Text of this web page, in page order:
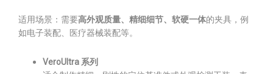
适用场景：需要高外观质量、精细细节、软硬一体的夹具，例
如电子装配、医疗器械装配等。
VeroUltra 系列